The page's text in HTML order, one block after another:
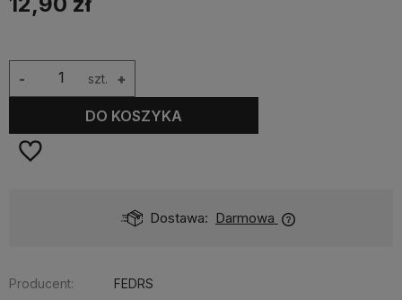
szt. +
-
DO KOSZYKA
Dostawa: Darmowa
Producent:
FEDRS